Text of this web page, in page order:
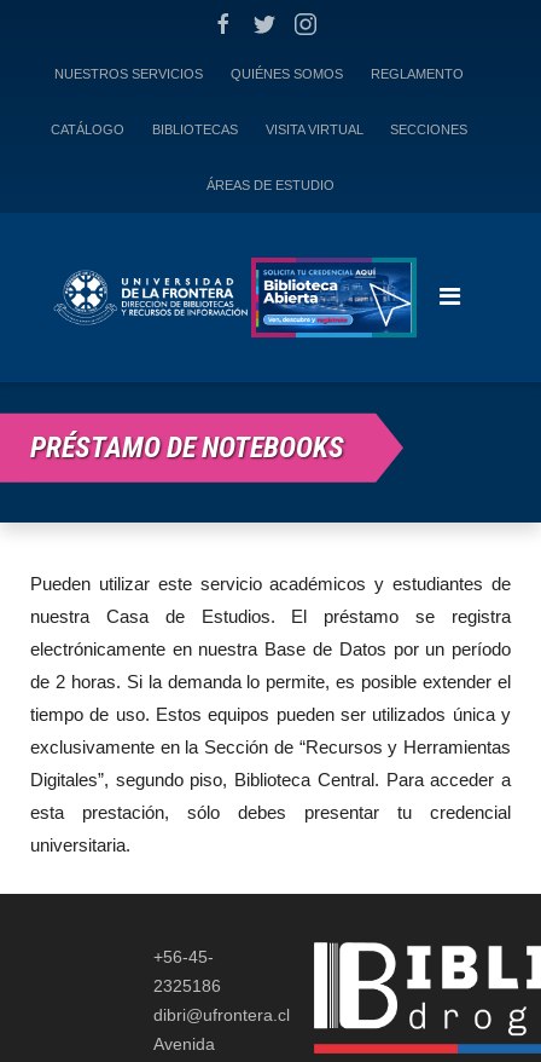
NUESTROS SERVICIOS QUIÉNES SOMOS REGLAMENTO
CATÁLOGO BIBLIOTECAS VISITA VIRTUAL SECCIONES
ÁREAS DE ESTUDIO
PRÉSTAMO DE NOTEBOOKS
Pueden utilizar este servicio académicos y estudiantes de
nuestra Casa de Estudios. El préstamo se registra
electrónicamente en nuestra Base de Datos por un período
de 2 horas. Si la demanda lo permite, es posible extender el
tiempo de uso. Estos equipos pueden ser utilizados única y
exclusivamente en la Sección de “Recursos y Herramientas
Digitales”, segundo piso, Biblioteca Central. Para acceder a
esta prestación, sólo debes presentar tu credencial
universitaria.
+56-45-
2325186
dibri@ufrontera.cl
Avenida